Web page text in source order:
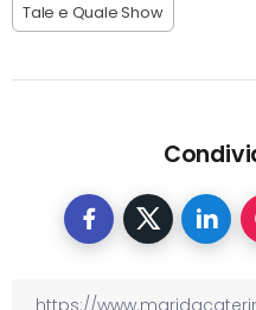
Tale e Quale Show